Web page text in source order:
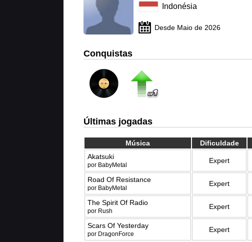
Indonésia
Desde Maio de 2026
Conquistas
Últimas jogadas
Música Dificuldade
Akatsuki
por BabyMetal
Expert
Road Of Resistance
por BabyMetal
Expert
The Spirit Of Radio
por Rush
Expert
Scars Of Yesterday
por DragonForce
Expert